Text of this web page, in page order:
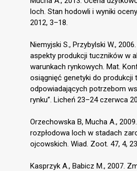
loch. Stan hodowli i wyniki
2012, 3–18.
Niemyjski S., Przybylski W.,
aspekty produkcji tuczników w
warunkach rynkowych. Mat.
osiągnięć genetyki do produkcji
odpowiadających potrzebom
rynku”. Licheń 23–24 czerwca
Orzechowska B, Mucha A.,
rozpłodowa loch w stadach
ojcowskich. Wiad. Zoot. 47, 4,
Kasprzyk A., Babicz M., 2007.